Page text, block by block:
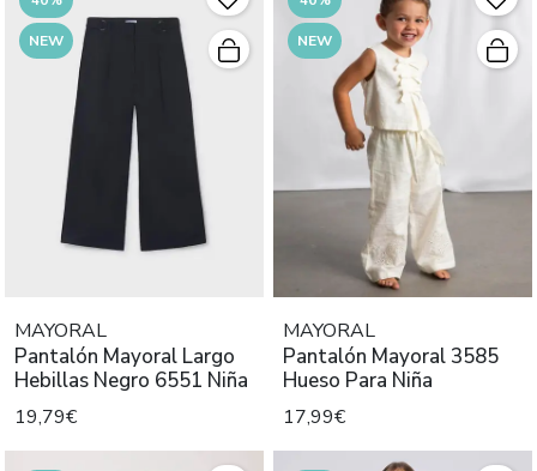
NEW
MAYORAL
Pantalón Mayoral Largo
Hebillas Negro 6551 Niña
19,79€
NEW
MAYORAL
Pantalón Mayoral 3585
Hueso Para Niña
17,99€